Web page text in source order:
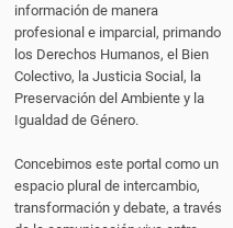
información de manera
profesional e imparcial, primando
los Derechos Humanos, el Bien
Colectivo, la Justicia Social, la
Preservación del Ambiente y la
Igualdad de Género.
Concebimos este portal como un
espacio plural de intercambio,
transformación y debate, a través